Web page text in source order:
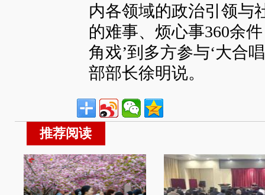
内各领域的政治引领与
的难事、烦心事360余
角戏’到多方参与‘大合
部部长徐明说。
推荐阅读